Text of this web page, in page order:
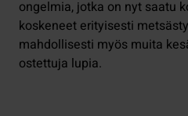
ongelmia, jotka on nyt saatu
koskeneet erityisesti
mahdollisesti myös muita
ostettuja lupia.